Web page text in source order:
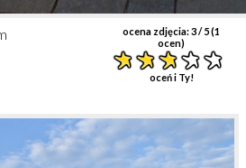
ocena zdjęcia:3/ 5 (1
ocen)
oceń i Ty!